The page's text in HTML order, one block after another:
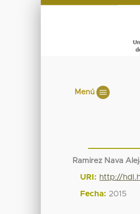
Menú
Ramirez Nava
URI: http://
Fecha: 2015